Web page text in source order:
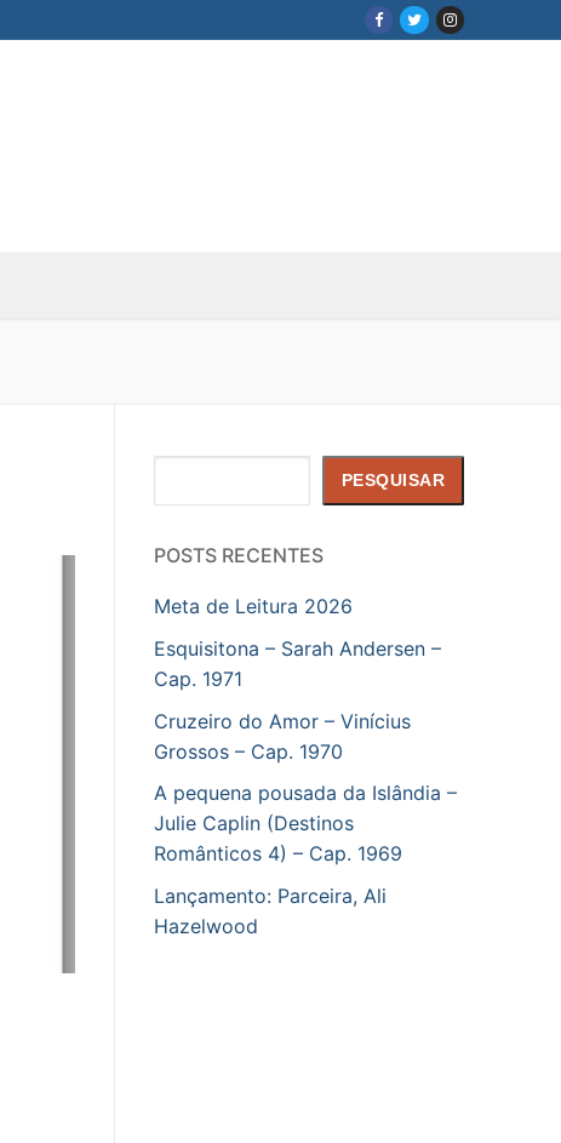
PESQUISAR
POSTS RECENTES
Meta de Leitura 2026
Esquisitona – Sarah Andersen –
Cap. 1971
Cruzeiro do Amor – Vinícius
Grossos – Cap. 1970
A pequena pousada da Islândia –
Julie Caplin (Destinos
Românticos 4) – Cap. 1969
Lançamento: Parceira, Ali
Hazelwood